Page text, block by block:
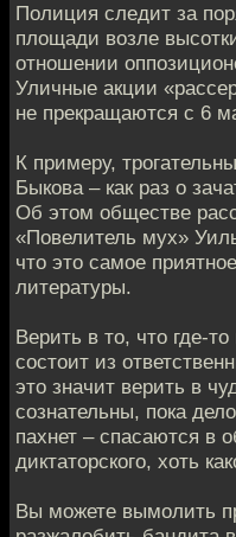
Полиция следит за
площади возле
отношении
Уличные акции
не прекращаются с 6
К примеру,
Быкова – как раз о
Об этом обществе
«Повелитель мух»
что это самое
литературы.
Верить в то, что где-
состоит из
это значит верить в
сознательны, пока
пахнет – спасаются в
диктаторского, хоть
Вы можете вымолить